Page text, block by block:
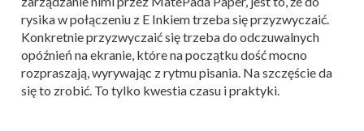
rysika w połączeniu z E Inkiem trzeba się przyzwyczaić.
Konkretnie przyzwyczaić się trzeba do odczuwalnych
opóźnień na ekranie, które na początku dość mocno
rozpraszają, wyrywając z rytmu pisania. Na szczęście da
się to zrobić. To tylko kwestia czasu i praktyki.